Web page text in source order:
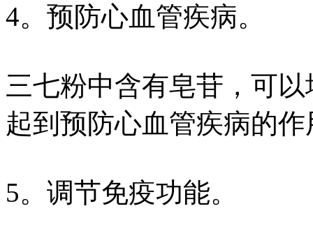
4。预防心血管疾病。
三七粉中含有皂苷，可
起到预防心血管疾病的作
5。调节免疫功能。